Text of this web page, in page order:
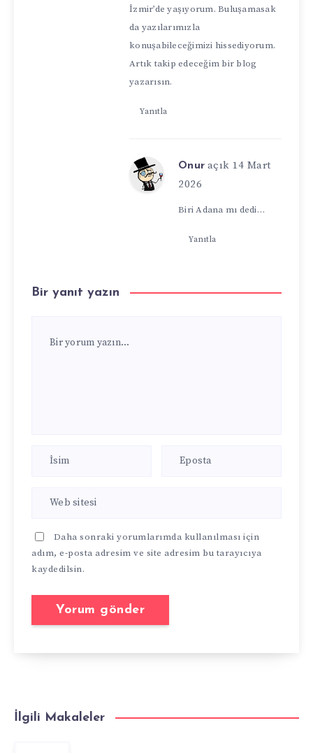
İzmir’de yaşıyorum. Buluşamasak
da yazılarımızla
konuşabileceğimizi hissediyorum.
Artık takip edeceğim bir blog
yazarısın.
Yanıtla
Onur açık 14 Mart
2026
Biri Adana mı dedi…
Yanıtla
Bir yanıt yazın
Daha sonraki yorumlarımda kullanılması için
adım, e-posta adresim ve site adresim bu tarayıcıya
kaydedilsin.
İlgili Makaleler